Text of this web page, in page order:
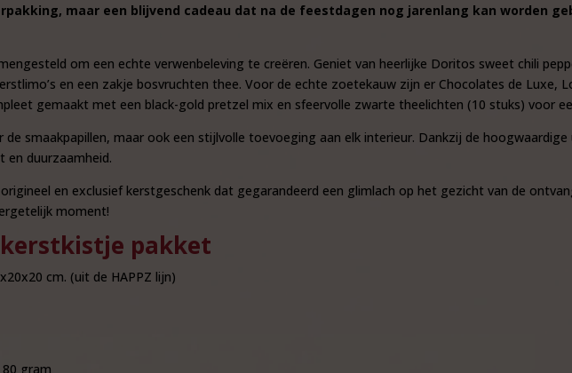
maar een blijvend cadeau dat na de feestdagen nog jarenlang kan worden
om een echte verwenbeleving te creëren. Geniet van heerlijke Doritos sweet chili
en een zakje bosvruchten thee. Voor de echte zoetekauw zijn er Chocolates de Luxe,
gemaakt met een black-gold pretzel mix en sfeervolle zwarte theelichten (10 stuks) voor
smaakpapillen, maar ook een stijlvolle toevoeging aan elk interieur. Dankzij de
duurzaamheid.
en exclusief kerstgeschenk dat gegarandeerd een glimlach op het gezicht van de
moment!
pakket
cm. (uit de HAPPZ lijn)
gram